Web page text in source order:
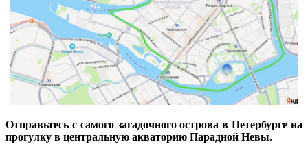
Отправьтесь с самого загадочного острова в Петербурге на
прогулку в центральную акваторию Парадной Невы.